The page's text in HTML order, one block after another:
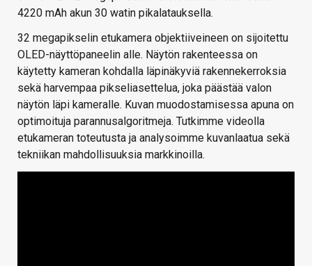
4220 mAh akun 30 watin pikalatauksella.
32 megapikselin etukamera objektiiveineen on sijoitettu
OLED-näyttöpaneelin alle. Näytön rakenteessa on
käytetty kameran kohdalla läpinäkyviä rakennekerroksia
sekä harvempaa pikseliasettelua, joka päästää valon
näytön läpi kameralle. Kuvan muodostamisessa apuna on
optimoituja parannusalgoritmeja. Tutkimme videolla
etukameran toteutusta ja analysoimme kuvanlaatua sekä
tekniikan mahdollisuuksia markkinoilla.